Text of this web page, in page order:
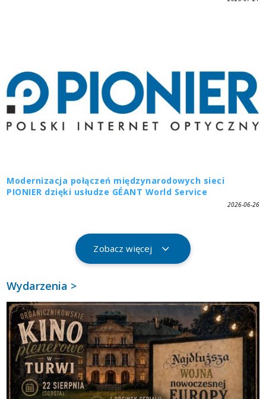
Modernizacja połączeń międzynarodowych sieci
PIONIER dzięki usłudze GÉANT World Service
2026-06-26
Zobacz więcej
Wydarzenia >